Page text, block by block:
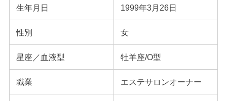
生年月日 1999年3月26日
性別 女
星座／血液型 牡羊座/O型
職業 エステサロンオーナー